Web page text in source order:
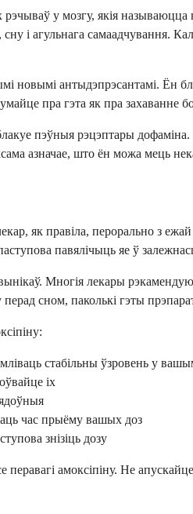
у мозгу, якія
і агульнага самаадчування.
новымі антыдэпрэсантамі. Ён
пра гэта як пра захаванне
пэўныя рэцэптары
азначае, што ён можа мець
як правіла, перорально з
павялічыць яе ў
Многія лекары
сном, паколькі гэты
стабільны ўзровень у
іх
час прыёму вашых доз
знізіць дозу
амоксіпіну. Не